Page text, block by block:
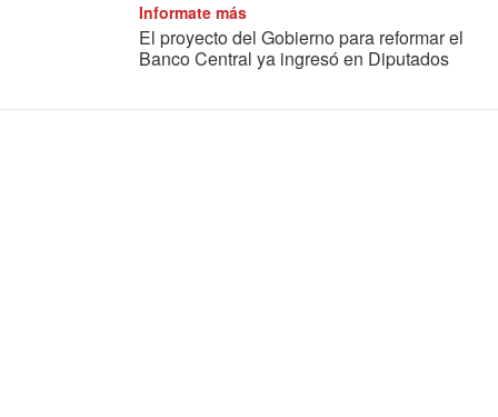
Informate más
El proyecto del Gobierno para reformar el
Banco Central ya ingresó en Diputados